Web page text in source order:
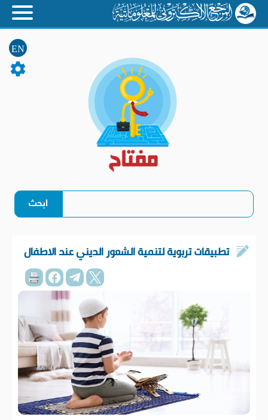
EN
تطبيقات تربوية لتنمية الشعور الديني عند الاطفال